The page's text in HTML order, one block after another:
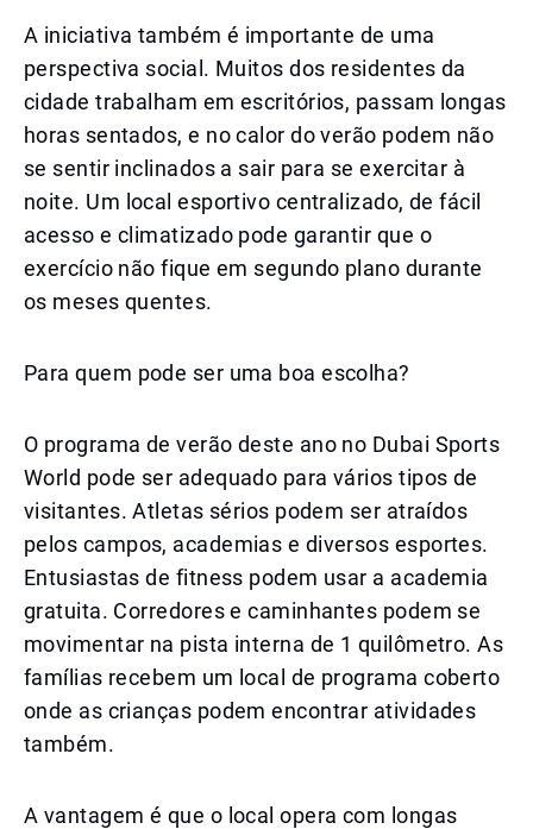
A iniciativa também é importante de uma
perspectiva social. Muitos dos residentes da
cidade trabalham em escritórios, passam longas
horas sentados, e no calor do verão podem não
se sentir inclinados a sair para se exercitar à
noite. Um local esportivo centralizado, de fácil
acesso e climatizado pode garantir que o
exercício não fique em segundo plano durante
os meses quentes.
Para quem pode ser uma boa escolha?
O programa de verão deste ano no Dubai Sports
World pode ser adequado para vários tipos de
visitantes. Atletas sérios podem ser atraídos
pelos campos, academias e diversos esportes.
Entusiastas de fitness podem usar a academia
gratuita. Corredores e caminhantes podem se
movimentar na pista interna de 1 quilômetro. As
famílias recebem um local de programa coberto
onde as crianças podem encontrar atividades
também.
A vantagem é que o local opera com longas